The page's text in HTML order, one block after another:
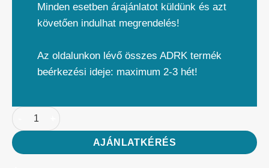
Minden esetben árajánlatot küldünk és azt
követően indulhat megrendelés!
Az oldalunkon lévő összes ADRK termék
beérkezési ideje: maximum 2-3 hét!
AJÁNLATKÉRÉS